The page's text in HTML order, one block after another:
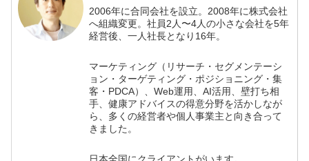
2006年に合同会社を設立。2008年に株式会社
へ組織変更。社員2人〜4人の小さな会社を5年
経営後、一人社長となり16年。
マーケティング（リサーチ・セグメンテーシ
ョン・ターゲティング・ポジショニング・集
客・PDCA）、Web運用、AI活用、壁打ち相
手、健康アドバイスの得意分野を活かしなが
ら、多くの経営者や個人事業主と向き合って
きました。